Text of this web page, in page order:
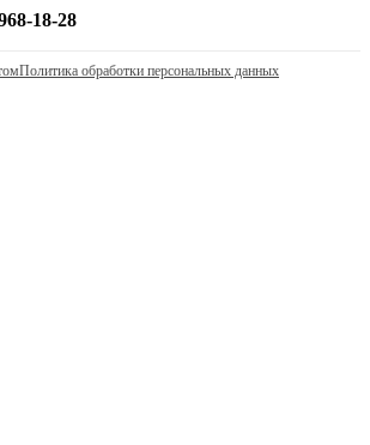
18-28
Политика обработки персональных данных